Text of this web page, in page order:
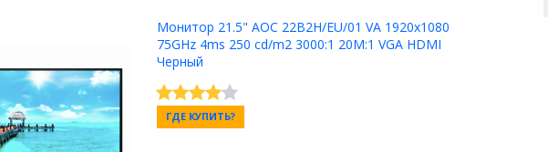
Монитор 21.5" AOC 22B2H/EU/01 VA 1920x1080
75GHz 4ms 250 cd/m2 3000:1 20M:1 VGA HDMI
Черный
ГДЕ КУПИТЬ?